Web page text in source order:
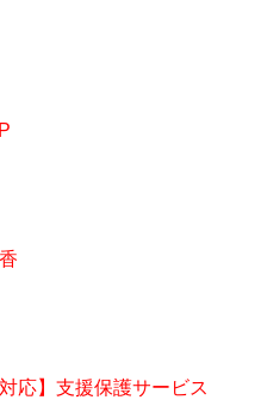
応】支援保護サービス